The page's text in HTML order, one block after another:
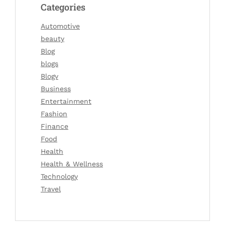
Categories
Automotive
beauty
Blog
blogs
Blogv
Business
Entertainment
Fashion
Finance
Food
Health
Health & Wellness
Technology
Travel